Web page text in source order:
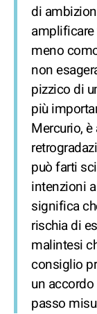
di
meno
non
pizzico di
più
Mercurio,
può farti
intenzioni
significa
rischia di
malintesi
consiglio
un
passo